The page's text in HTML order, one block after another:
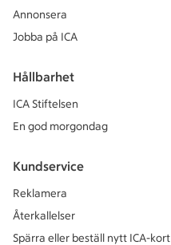
Annonsera
Jobba på ICA
Hållbarhet
ICA Stiftelsen
En god morgondag
Kundservice
Reklamera
Återkallelser
Spärra eller beställ nytt ICA-kort